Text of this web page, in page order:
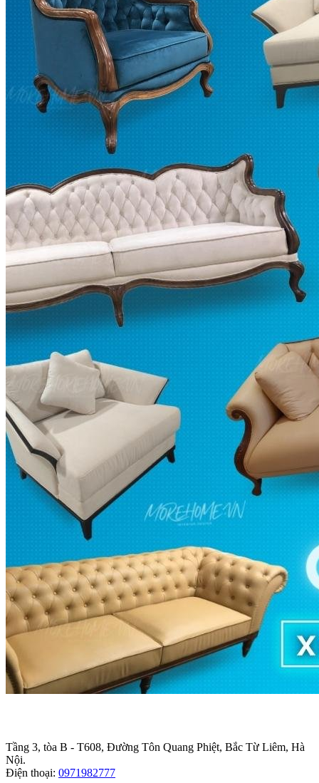
Tầng 3, tòa B - T608, Đường Tôn Quang Phiệt, Bắc Từ Liêm, Hà
Nội.
Điện thoại: 0971982777